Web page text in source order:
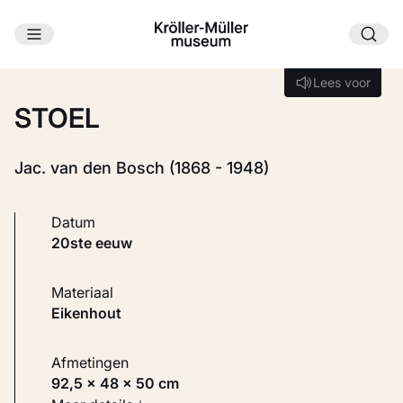
Ga naar hoofdinhoud
Lees voor
Lees voor
STOEL
Jac. van den Bosch (1868 - 1948)
Datum
20ste eeuw
Materiaal
Eikenhout
Afmetingen
92,5 × 48 × 50 cm